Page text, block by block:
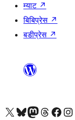
म्याट ↗
बिबिप्रेस ↗
बडीप्रेस ↗
हाम्रो X (पहिले ट्विटर) खातामा जानुहोस्
हाम्रो Bluesky खाता भ्रमण गर्नुहोस्
हाम्रो म्यास्टोडन खाता भ्रमण गर्नुहोस्
हाम्रो थ्रेड्स खातामा जानुहोस्
हाम्रो फेसबुकहाम्रो